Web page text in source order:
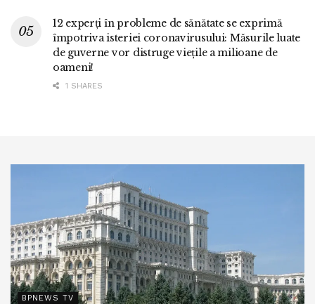
12 experți în probleme de sănătate se exprimă
împotriva isteriei coronavirusului: Măsurile luate
de guverne vor distruge viețile a milioane de
oameni!
1 SHARES
BPNEWS TV